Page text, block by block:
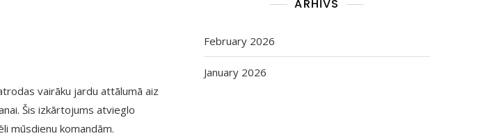
vairāku jardu attālumā aiz
Šis izkārtojums atvieglo
mūsdienu komandām.
ARHĪVS
February 2026
January 2026